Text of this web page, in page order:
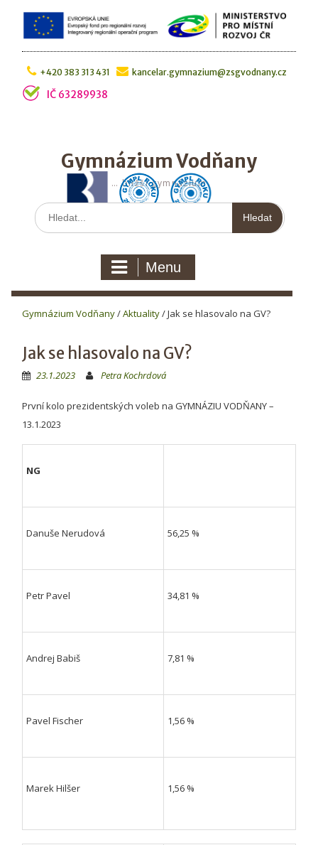
Skip
content
+420 383 313 431 kancelar.gymnazium@zsgvodnany.cz
IČ 63289938
Gymnázium Vodňany
… bližší gymnázium
Hledat:
Menu
Gymnázium Vodňany/Aktuality/Jak se hlasovalo na GV?
Jak se hlasovalo na GV?
23.1.2023 Petra Kochrdová
První kolo prezidentských voleb na GYMNÁZIU VODŇANY –
13.1.2023
NG
Danuše Nerudová 56,25 %
Petr Pavel 34,81 %
Andrej Babiš 7,81 %
Pavel Fischer 1,56 %
Marek Hilšer 1,56 %